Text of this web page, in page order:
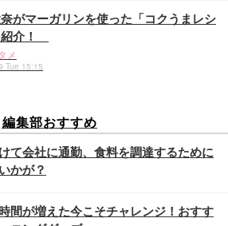
がマーガリンを使った「コクうまレシ
介！
メ
Tue 15:15
編集部おすすめ
て会社に通勤、食料を調達するために
かが？
間が増えた今こそチャレンジ！おすす